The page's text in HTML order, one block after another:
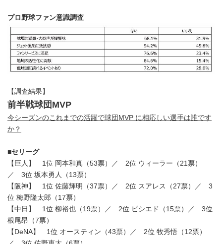
プロ野球ファン意識調査
【調査結果】
前半戦球団MVP
今シーズンのこれまでの活躍で球団MVP に相応しい選手は誰です
か？
■セリーグ
【巨人】 1位 岡本和真（53票）／ 2位 ウィーラー（21票）
／ 3位 坂本勇人（13票）
【阪神】 1位 佐藤輝明（37票）／ 2位 スアレス（27票）／ 3
位 梅野隆太郎（17票）
【中日】 1位 柳裕也（19票）／ 2位 ビシエド（15票）／ 3位
根尾昂（7票）
【DeNA】 1位 オースティン（43票）／ 2位 牧秀悟（12票）